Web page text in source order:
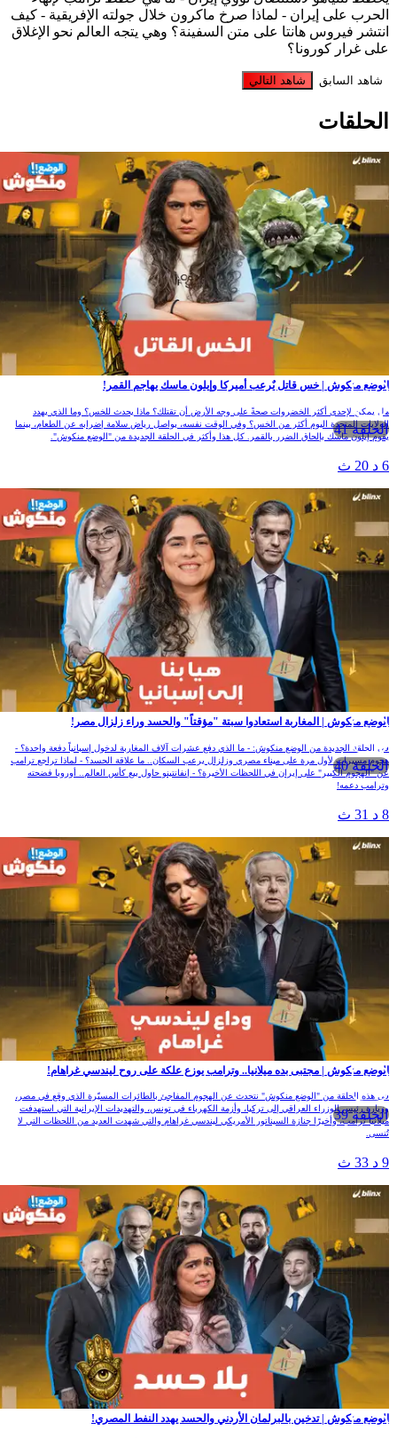
الحرب على إيران - لماذا صرخ ماكرون خلال جولته الإفريقية - كيف
انتشر فيروس هانتا على متن السفينة؟ وهي يتجه العالم نحو الإغلاق
على غرار كورونا؟
شاهد السابق شاهد التالي
الحلقات
الحلقة 41
الوضع منكوش | خس قاتل يٌرعب أميركا وإيلون ماسك يهاجم القمر!
هل يمكن لإحدى أكثر الخضروات صحةً على وجه الأرض أن تقتلك؟ ماذا يحدث للخس؟ وما الذي يهدد
الولايات المتحدة اليوم أكثر من الخس؟ وفي الوقت نفسه، يواصل رياض سلامة إضرابه عن الطعام، بينما
يقوم إيلون ماسك بإلحاق الضرر بالقمر. كل هذا وأكثر في الحلقة الجديدة من "الوضع منكوش".
الحلقة 40
الوضع منكوش | المغاربة استعادوا سبتة "مؤقتاً" والحسد وراء زلزال مصر!
في الحلقة الجديدة من الوضع منكوش: - ما الذي دفع عشرات آلاف المغاربة لدخول إسبانياً دفعة واحدة؟ -
هجوم مسيرات لأول مرة على ميناء مصري وزلزال يرعب السكان.. ما علاقة الحسد؟ - لماذا تراجع ترامب
عن "الهجوم الكبير" على إيران في اللحظات الأخيرة؟ - إنفانتينو حاول بيع كأس العالم.. أوروبا فضحته
وترامب دعمه!
الحلقة 39
الوضع منكوش | مجتبى بده ميلانيا.. وترامب يوزع علكة على روح ليندسي غراهام!
في هذه الحلقة من "الوضع منكوش" نتحدث عن الهجوم المفاجئ بالطائرات المسيّرة الذي وقع في مصر،
وزيارة رئيس الوزراء العراقي إلى تركيا، وأزمة الكهرباء في تونس، والتهديدات الإيرانية التي استهدفت
ميلانيا ترامب، وأخيرًا جنازة السيناتور الأمريكي ليندسي غراهام والتي شهدت العديد من اللحظات التي لا
تُنسى.
الوضع منكوش | تدخين بالبرلمان الأردني والحسد يهدد النفط المصري!